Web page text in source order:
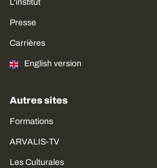
L'institut
Presse
Carrières
English version
Autres sites
Formations
ARVALIS-TV
Les Culturales